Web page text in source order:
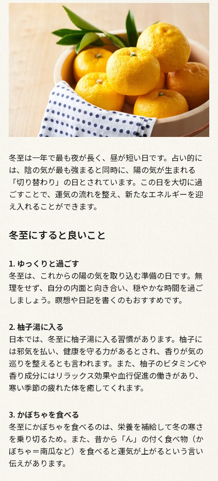
冬至は一年で最も夜が長く、昼が短い日です。占い的に
は、陰の気が最も強まると同時に、陽の気が生まれる
「切り替わり」の日とされています。この日を大切に過
ごすことで、運気の流れを整え、新たなエネルギーを迎
え入れることができます。
冬至にすると良いこと
1. ゆっくりと過ごす
冬至は、これからの陽の気を取り込む準備の日です。無
理をせず、自分の内面と向き合い、穏やかな時間を過ご
しましょう。瞑想や日記を書くのもおすすめです。
2. 柚子湯に入る
日本では、冬至に柚子湯に入る習慣があります。柚子に
は邪気を払い、健康を守る力があるとされ、香りが気の
巡りを整えるとも言われます。また、柚子のビタミンCや
香り成分にはリラックス効果や血行促進の働きがあり、
寒い季節の疲れた体を癒してくれます。
3. かぼちゃを食べる
冬至にかぼちゃを食べるのは、栄養を補給して冬の寒さ
を乗り切るため。また、昔から「ん」の付く食べ物（か
ぼちゃ＝南瓜など）を食べると運気が上がるという言い
伝えがあります。